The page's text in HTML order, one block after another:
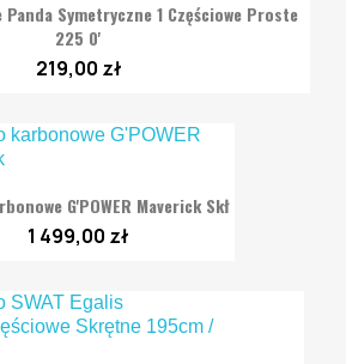
Panda Symetryczne 1 Częściowe Proste
225 0'
219,00 zł
G'POWER Maverick Skł
1 499,00 zł